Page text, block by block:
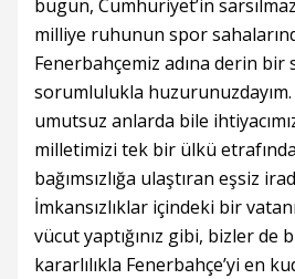
bugün, Cumhuriyet’in
milliye ruhunun spor
Fenerbahçemiz adına derin bir
sorumlulukla huzurunuzdayım.
umutsuz anlarda bile
milletimizi tek bir ülkü
bağımsızlığa ulaştıran eşsiz
İmkansızlıklar içindeki bir
vücut yaptığınız gibi, bizler de
kararlılıkla Fenerbahçe’yi en